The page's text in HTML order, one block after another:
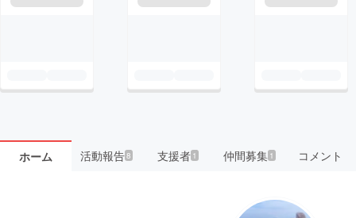
ホーム 活動報告8 支援者 1 仲間募集 1 コメント